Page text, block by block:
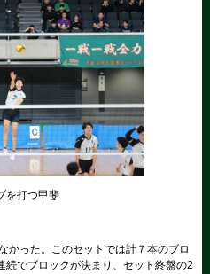
を打つ甲斐
かった。このセットでは計７本のブロ
続でブロックが決まり、セット終盤の2